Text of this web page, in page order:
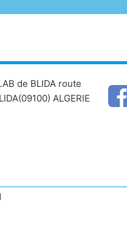
de BLIDA route
ALGERIE